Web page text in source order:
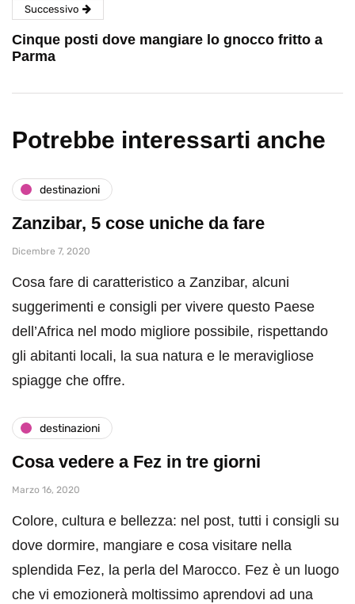
Successivo
Cinque posti dove mangiare lo gnocco fritto a
Parma
Potrebbe interessarti anche
destinazioni
Zanzibar, 5 cose uniche da fare
Dicembre 7, 2020
Cosa fare di caratteristico a Zanzibar, alcuni
suggerimenti e consigli per vivere questo Paese
dell’Africa nel modo migliore possibile, rispettando
gli abitanti locali, la sua natura e le meravigliose
spiagge che offre.
destinazioni
Cosa vedere a Fez in tre giorni
Marzo 16, 2020
Colore, cultura e bellezza: nel post, tutti i consigli su
dove dormire, mangiare e cosa visitare nella
splendida Fez, la perla del Marocco. Fez è un luogo
che vi emozionerà moltissimo aprendovi ad una